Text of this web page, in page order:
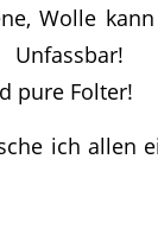
Wolle
pure Folter!
ich allen